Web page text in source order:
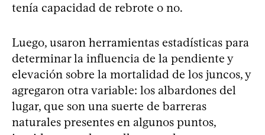
tenía capacidad de rebrote o no.
Luego, usaron herramientas estadísticas para
determinar la influencia de la pendiente y
elevación sobre la mortalidad de los juncos, y
agregaron otra variable: los albardones del
lugar, que son una suerte de barreras
naturales presentes en algunos puntos,